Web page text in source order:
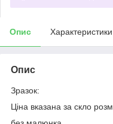
Опис Характеристики
Опис
Зразок:
Ціна вказана за скло